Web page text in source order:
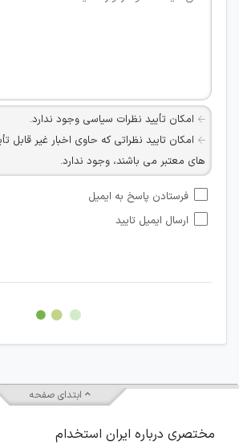
امکان تأیید نظرات سیاسی وجود ندارد.
امکان تایید نظراتی که حاوی اخبار غیر قابل
های معتبر می باشند، وجود ندارد.
شبکه های مجازی ارتباطی می باشند وجود ندارد.
امکان تأیید نظرات کاربرانی که به هر
هرگونه تحریک، تحقیر و کنایه به سایر
غیر مجاز می باشد.
امکان هماهنگی برای هرگونه ملاقات
فرستادن پاسخ به ایمیل
ارسال ایمیل تایید
ابتدای صفحه
مختصری درباره ایران استخدام